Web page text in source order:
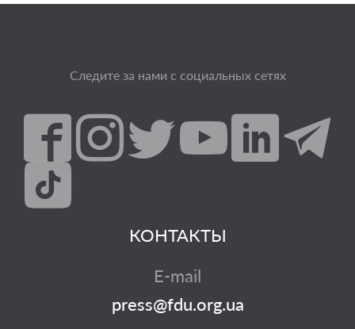
Следите за нами с социальных сетях
КОНТАКТЫ
E-mail
press@fdu.org.ua